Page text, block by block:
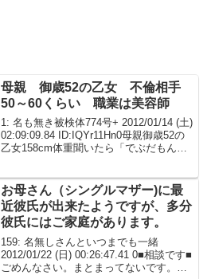
母親 御歳52の乙女 不倫相手
50～60くらい 職業は美容師
1: 名も無き被検体774号+ 2012/01/14 (土)
02:09:09.84 ID:IQYr11Hn0母親御歳52の
乙女158cm体重聞いたら「でぶだもん／
お母さん（シングルマザー)に最
近彼氏が出来たようですが、多分
彼氏にはご家庭があります。
159: 名無しさんといつまでも一緒
2012/01/22 (日) 00:26:47.41 0■相談です■
ごめんなさい。まとまってないです。お